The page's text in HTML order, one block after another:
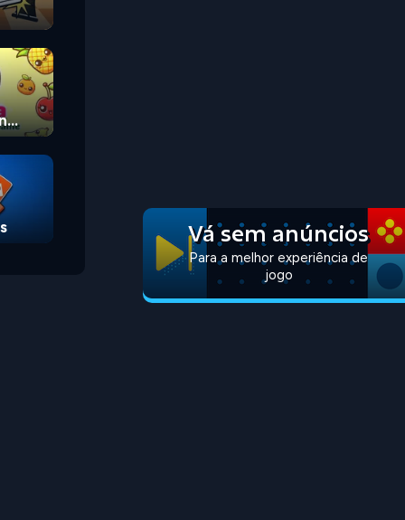
Vá sem anúncios
Para a melhor experiência de
jogo